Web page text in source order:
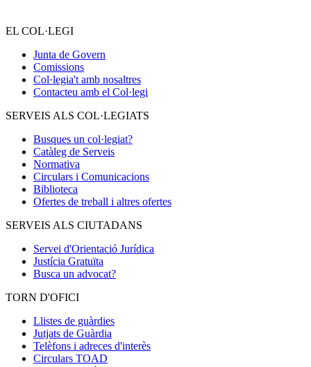
EL COL·LEGI
Junta de Govern
Comissions
Col·legia't amb nosaltres
Contacteu amb el Col·legi
SERVEIS ALS COL·LEGIATS
Busques un col·legiat?
Catàleg de Serveis
Normativa
Circulars i Comunicacions
Biblioteca
Ofertes de treball i altres ofertes
SERVEIS ALS CIUTADANS
Servei d'Orientació Jurídica
Justícia Gratuïta
Busca un advocat?
TORN D'OFICI
Llistes de guàrdies
Jutjats de Guàrdia
Telèfons i adreces d'interès
Circulars TOAD